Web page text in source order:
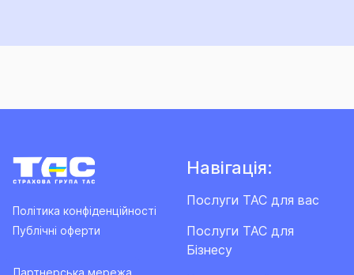
Політика конфіденційності
Публічні оферти
Партнерська мережа
Навігація:
Послуги ТАС для вас
Послуги ТАС для
Бізнесу